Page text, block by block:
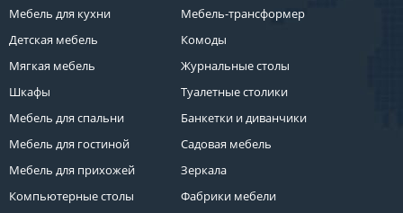
Мебель для кухни
Детская мебель
Мягкая мебель
Шкафы
Мебель для спальни
Мебель для гостиной
Мебель для прихожей
Компьютерные столы
Мебель-трансформер
Комоды
Журнальные столы
Туалетные столики
Банкетки и диванчики
Садовая мебель
Зеркала
Фабрики мебели